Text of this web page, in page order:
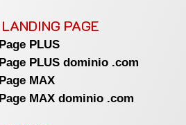
PAGE
PLUS
PLUS dominio .com
MAX
MAX dominio .com